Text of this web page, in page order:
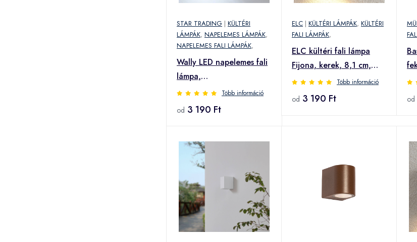
STAR TRADING | KÜLTÉRI
LÁMPÁK, NAPELEMES LÁMPÁK,
NAPELEMES FALI LÁMPÁK,
Wally LED napelemes fali
lámpa,
szürkületérzékelővel
Több információ
od 3 190 Ft
ELC | KÜLTÉRI LÁMPÁK, KÜLTÉRI
FALI LÁMPÁK,
ELC kültéri fali lámpa
Fijona, kerek, 8,1 cm,
szürke, alumíniumTöbb információ
od 3 190 Ft od